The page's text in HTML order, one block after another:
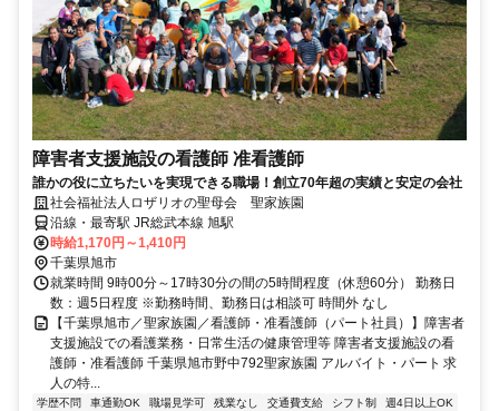
障害者支援施設の看護師 准看護師
誰かの役に立ちたいを実現できる職場！創立70年超の実績と安定の会社
社会福祉法人ロザリオの聖母会 聖家族園
沿線・最寄駅 JR総武本線 旭駅
時給1,170円～1,410円
千葉県旭市
就業時間 9時00分～17時30分の間の5時間程度（休憩60分） 勤務日
数：週5日程度 ※勤務時間、勤務日は相談可 時間外 なし
【千葉県旭市／聖家族園／看護師・准看護師（パート社員）】障害者
支援施設での看護業務・日常生活の健康管理等 障害者支援施設の看
護師・准看護師 千葉県旭市野中792聖家族園 アルバイト・パート 求
人の特...
学歴不問 車通勤OK 職場見学可 残業なし 交通費支給 シフト制 週4日以上OK